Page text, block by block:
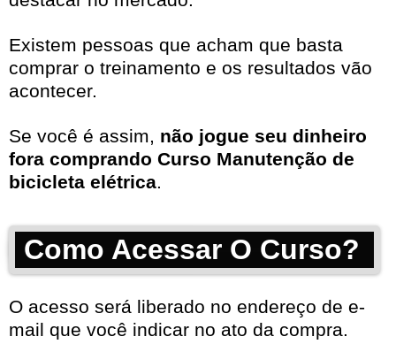
Existem pessoas que acham que basta
comprar o treinamento e os resultados vão
acontecer.
Se você é assim, não jogue seu dinheiro
fora comprando Curso Manutenção de
bicicleta elétrica.
Como Acessar O Curso?
O acesso será liberado no endereço de e-
mail que você indicar no ato da compra.